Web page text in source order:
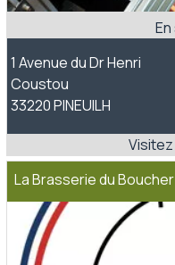
1 Avenue du Dr Henri
Coustou
33220 PINEUILH
La Brasserie du Boucher